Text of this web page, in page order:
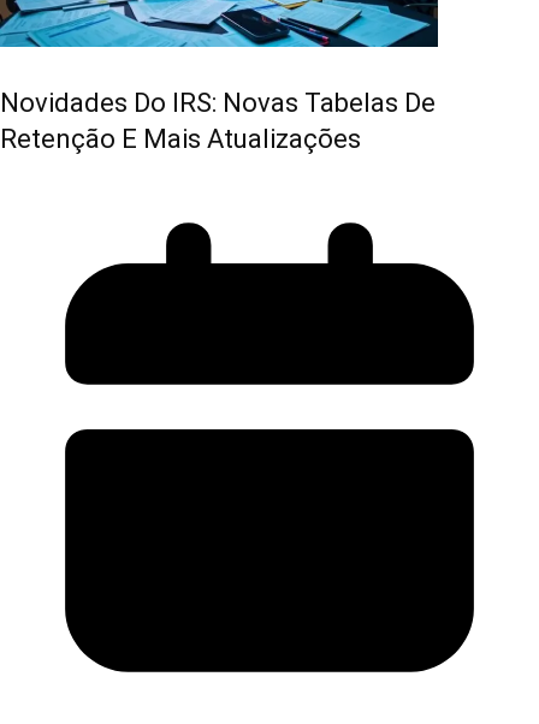
Novidades Do IRS: Novas Tabelas De
Retenção E Mais Atualizações